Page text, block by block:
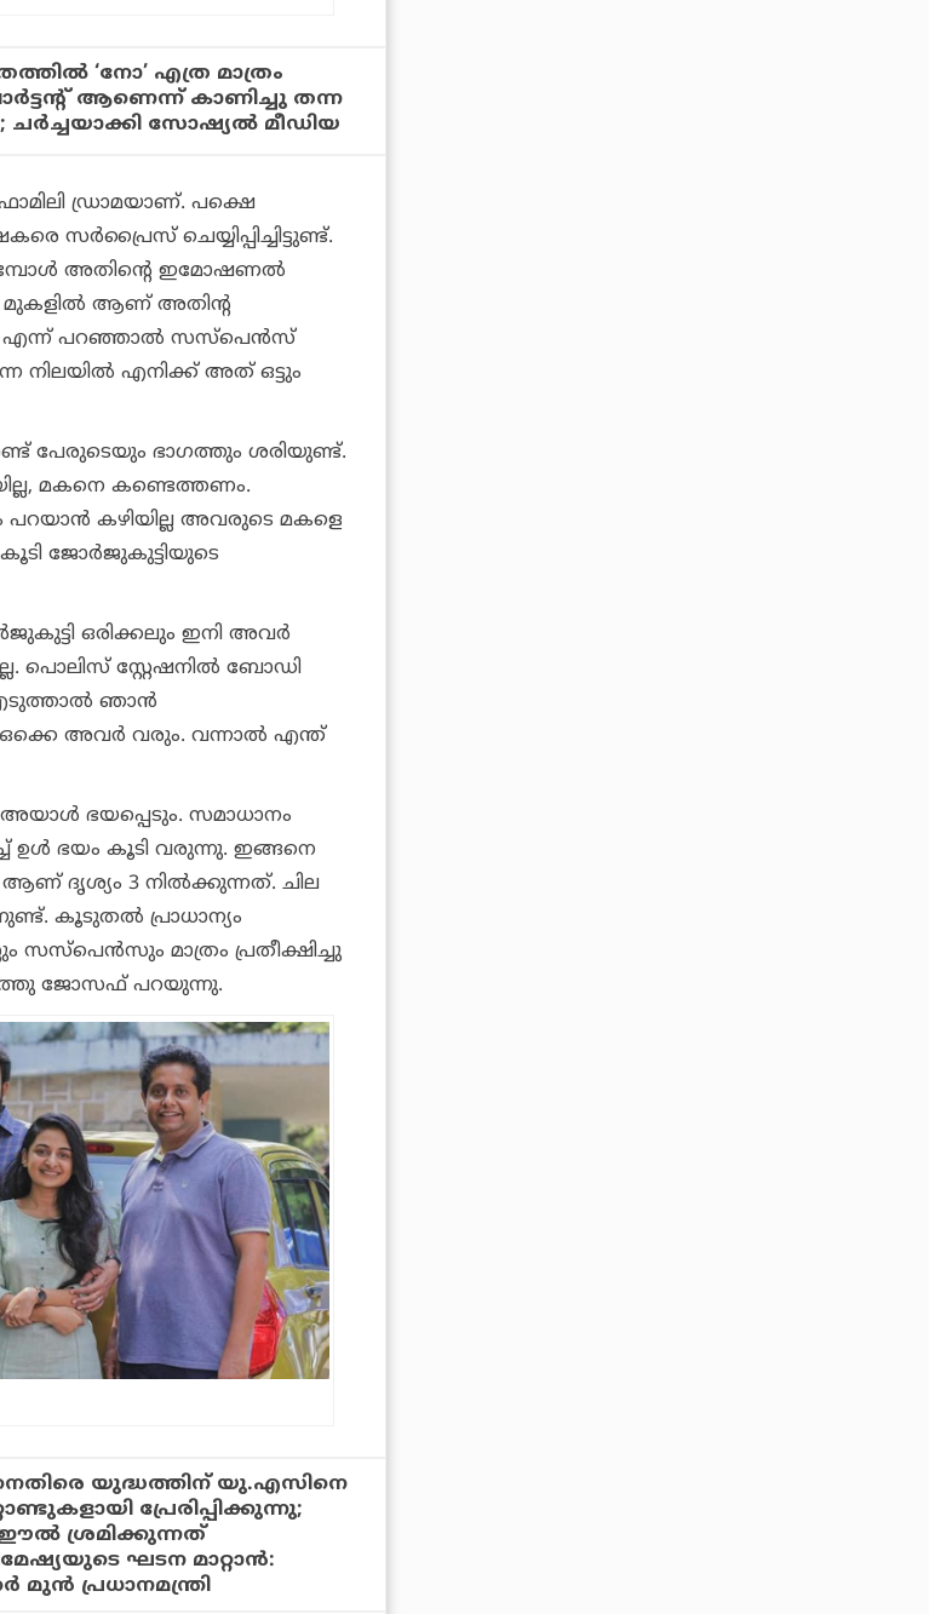
‘നോ’ എത്ര മാത്രം
ആണെന്ന് കാണിച്ചു തന്ന
ചർച്ചയാക്കി സോഷ്യൽ മീഡിയ
ഡ്രാമയാണ്. പക്ഷെ
സർപ്രൈസ് ചെയ്യിപ്പിച്ചിട്ടുണ്ട്.
അതിന്റെ ഇമോഷണൽ
മുകളിൽ ആണ് അതിന്റ
എന്ന് പറഞ്ഞാൽ സസ്പെൻസ്
നിലയിൽ എനിക്ക് അത് ഒട്ടും
പേരുടെയും ഭാഗത്തും ശരിയുണ്ട്.
മകനെ കണ്ടെത്തണം.
കഴിയില്ല അവരുടെ മകളെ
ജോർജുകുട്ടിയുടെ
ഒരിക്കലും ഇനി അവർ
പൊലിസ് സ്റ്റേഷനിൽ ബോഡി
എടുത്താൽ ഞാൻ
ഒക്കെ അവർ വരും. വന്നാൽ എന്ത്
ഭയപ്പെടും. സമാധാനം
ഉൾ ഭയം കൂടി വരുന്നു. ഇങ്ങനെ
ദൃശ്യം 3 നിൽക്കുന്നത്. ചില
കൂടുതൽ പ്രാധാന്യം
സസ്‌പെൻസും മാത്രം പ്രതീക്ഷിച്ചു
ജോസഫ് പറയുന്നു.
യുദ്ധത്തിന് യു.എസിനെ
പ്രേരിപ്പിക്കുന്നു;
ശ്രമിക്കുന്നത്
ഘടന മാറ്റാന്‍:
മുന്‍ പ്രധാനമന്ത്രി